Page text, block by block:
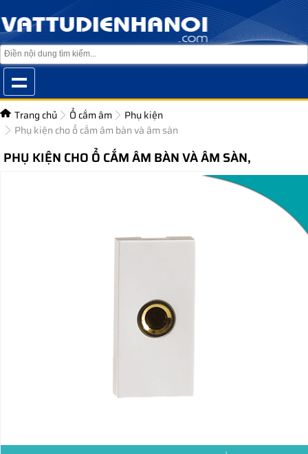
Trang chủ Ổ cắm âm
Phụ kiện
Phụ kiện cho ổ cắm âm bàn và âm sàn
PHỤ KIỆN CHO Ổ CẮM ÂM BÀN VÀ ÂM SÀN,